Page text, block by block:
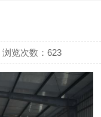
浏览次数：623